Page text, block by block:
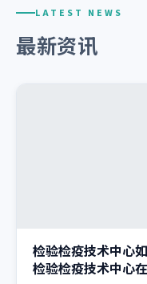
LATEST NEWS
最新资讯
检验检疫技术中心
检验检疫技术中心